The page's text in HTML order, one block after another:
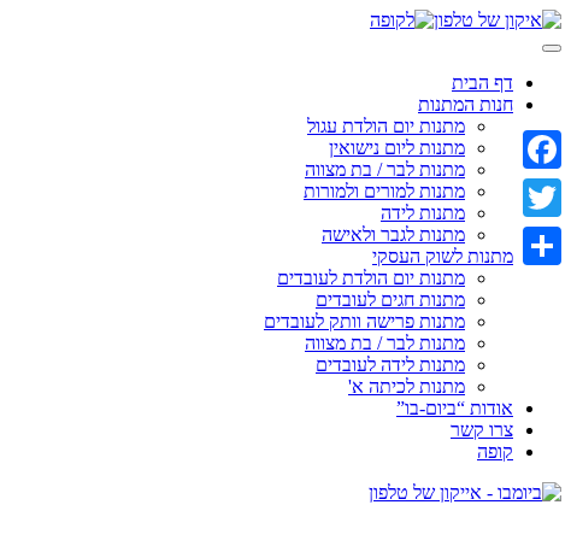
Skip
to
דף הבית
חנות המתנות
מתנות יום הולדת עגול
מתנות ליום נישואין
מתנות לבר / בת מצווה
מתנות למורים ולמורות
מתנות לידה
מתנות לגבר ולאישה
מתנות לשוק העסקי
מתנות יום הולדת לעובדים
מתנות חגים לעובדים
מתנות פרישה וותק לעובדים
מתנות לבר / בת מצווה
מתנות לידה לעובדים
מתנות לכיתה א'
אודות “ביום-בו”
צרו קשר
קופה
Facebook
Twitter